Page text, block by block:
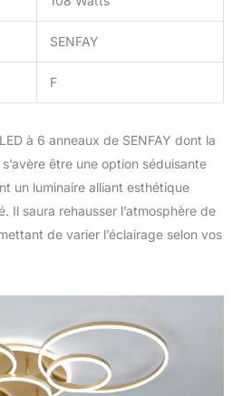
SENFAY
F
à 6 anneaux de SENFAY dont la
être une option séduisante
un luminaire alliant esthétique
Il saura rehausser l’atmosphère de
de varier l’éclairage selon vos